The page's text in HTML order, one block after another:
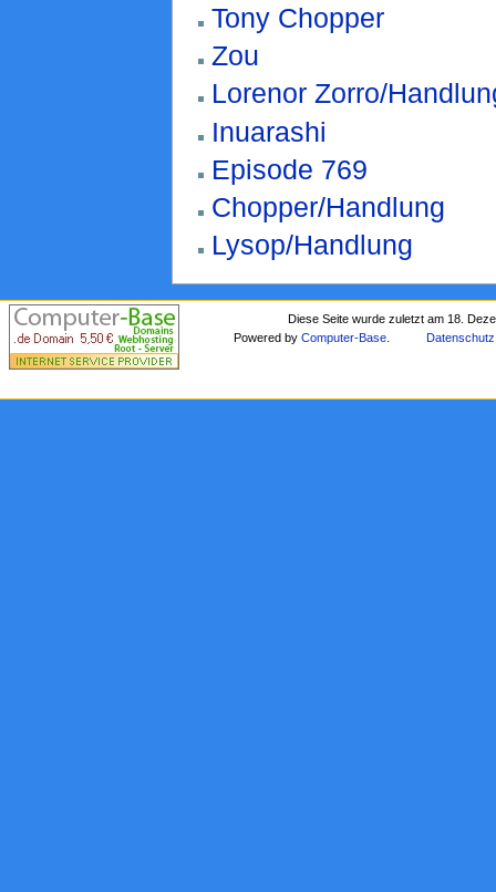
Tony Chopper
Zou
Lorenor Zorro/
Inuarashi
Episode 769
Chopper/Handlung
Lysop/Handlung
Diese Seite wurde zuletzt am 18.
Powered byComputer-Base Datenschutz